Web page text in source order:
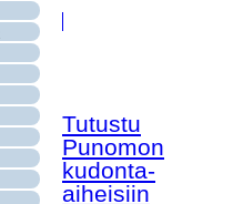
Tutustu
Punomon
kudonta-
aiheisiin